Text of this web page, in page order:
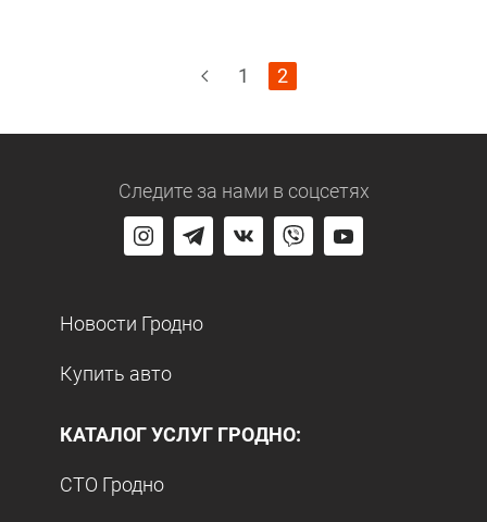
1 2
Следите за нами в соцсетях
Новости Гродно
Купить авто
КАТАЛОГ УСЛУГ ГРОДНО:
СТО Гродно